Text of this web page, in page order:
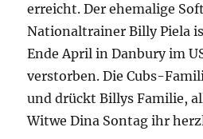
erreicht. Der ehemalige
Nationaltrainer Billy Piela
Ende April in Danbury im
verstorben. Die Cubs-
und drückt Billys Familie,
Witwe Dina Sontag ihr